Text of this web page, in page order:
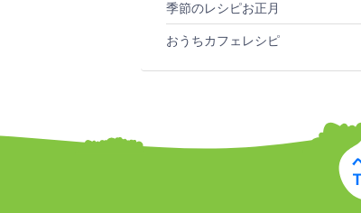
季節のレシピお正月
おうちカフェレシピ